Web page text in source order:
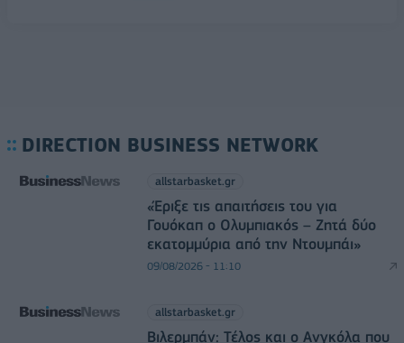
DIRECTION BUSINESS NETWORK
allstarbasket.gr
«Έριξε τις απαιτήσεις του για
Γουόκαπ ο Ολυμπιακός – Ζητά δύο
εκατομμύρια από την Ντουμπάι»
09/08/2026 - 11:10
allstarbasket.gr
Βιλερμπάν: Τέλος και ο Ανγκόλα που